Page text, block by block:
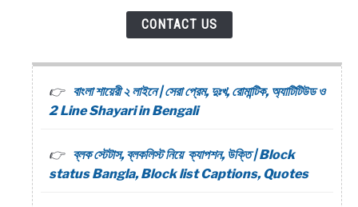
CONTACT US
বাংলা শায়েরী ২ লাইনে | সেরা প্রেম, দুঃখ, রোমান্টিক, অ্যাটিটিউড ও
2 Line Shayari in Bengali
ব্লক স্টেটাস, ব্লকলিস্ট নিয়ে ক্যাপশন, উক্তি | Block
status Bangla, Block list Captions, Quotes